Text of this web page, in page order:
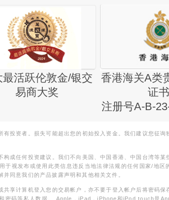
最活跃伦敦金/银交
易商大奖
香港海关A类
证书
注册号A-B-
投资者。损失可能超出您的初始投入资金。我们建议您征询
成任何投资建议。我们不向美国、中国香港、中国台湾等某
于视发布或使用此类信息违反当地法律法规的任何国家/地区
同意我们的产品披露声明和其他相关文件。
享计算机登入您的交易帐户，亦不要于登入帐户后将密码保
密码等私人数据。 Apple，iPad，iPhone和iPod touch是